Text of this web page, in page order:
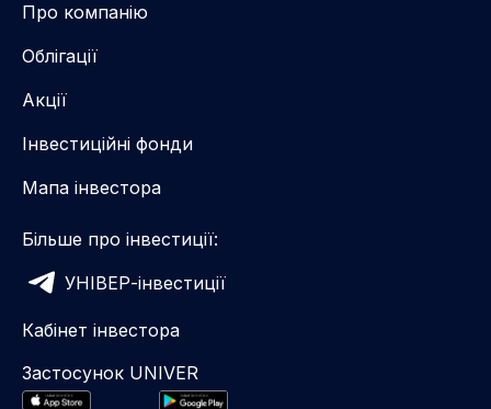
Про компанію
Облігації
Акції
Інвестиційні фонди
Мапа інвестора
Більше про інвестиції:
УНІВЕР-інвестиції
Кабінет інвестора
Застосунок UNIVER